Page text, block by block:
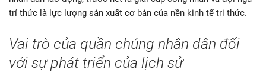
trí thức là lực lượng sản xuất cơ bản của nền kinh tế tri thức.
Vai trò của quần chúng nhân dân đối
với sự phát triển của lịch sử